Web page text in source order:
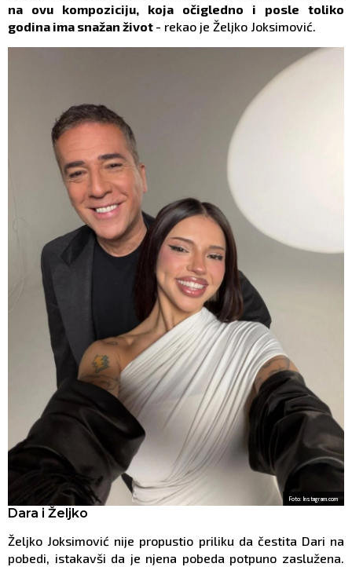
na ovu kompoziciju, koja očigledno i posle toliko
godina ima snažan život - rekao je Željko Joksimović.
Foto: Instagram.com
Dara i Željko
Željko Joksimović nije propustio priliku da čestita Dari na
pobedi, istakavši da je njena pobeda potpuno zaslužena.